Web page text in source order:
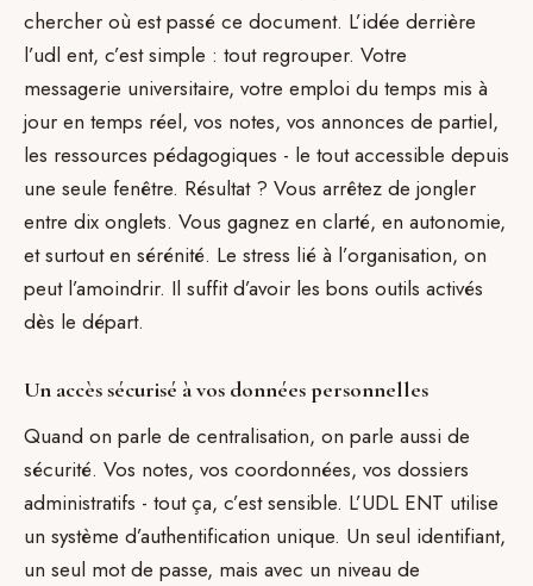
chercher où est passé ce document. L’idée derrière
l’udl ent, c’est simple : tout regrouper. Votre
messagerie universitaire, votre emploi du temps mis à
jour en temps réel, vos notes, vos annonces de partiel,
les ressources pédagogiques - le tout accessible depuis
une seule fenêtre. Résultat ? Vous arrêtez de jongler
entre dix onglets. Vous gagnez en clarté, en autonomie,
et surtout en sérénité. Le stress lié à l’organisation, on
peut l’amoindrir. Il suffit d’avoir les bons outils activés
dès le départ.
Un accès sécurisé à vos données personnelles
Quand on parle de centralisation, on parle aussi de
sécurité. Vos notes, vos coordonnées, vos dossiers
administratifs - tout ça, c’est sensible. L’UDL ENT utilise
un système d’authentification unique. Un seul identifiant,
un seul mot de passe, mais avec un niveau de